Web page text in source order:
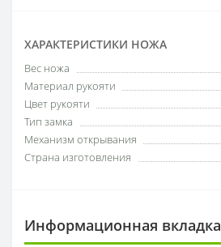
ХАРАКТЕРИСТИКИ НОЖА
Вес ножа
Материал рукояти
Цвет рукояти
Тип замка
Механизм открывания
Страна изготовления
Информационная вкладка